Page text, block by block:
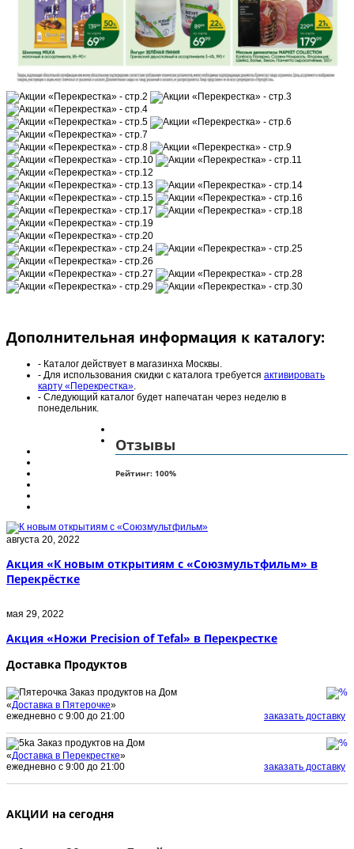
Дополнительная информация к каталогу:
- Каталог действует в магазинха Москвы.
- Для использования скидки с каталога требуется активировать
карту «Перекрестка».
- Следующий каталог будет напечатан через неделю в
понедельник.
Отзывы
Рейтинг:100%
августа 20, 2022
Акция «К новым открытиям с «Союзмультфильм» в
Перекрёстке
мая 29, 2022
Акция «Ножи Precision of Tefal» в Перекрестке
Доставка Продуктов
Заказ продуктов на Дом
«Доставка в Пятерочке»
ежедневно с 9:00 до 21:00
заказать доставку
Заказ продуктов на Дом
«Доставка в Перекрестке»
ежедневно с 9:00 до 21:00
заказать доставку
АКЦИИ на сегодня